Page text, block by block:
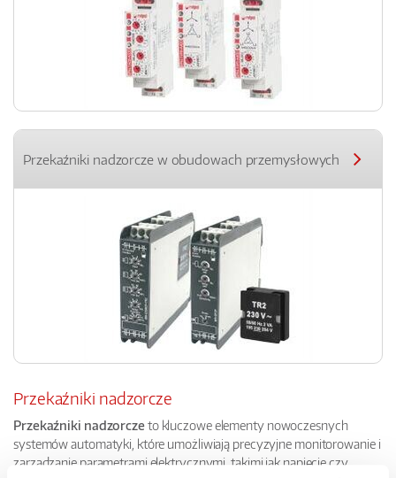
Przekaźniki nadzorcze w obudowach przemysłowych
Przekaźniki nadzorcze
Przekaźniki nadzorczeto kluczowe elementy nowoczesnych
systemów automatyki, które umożliwiają precyzyjne monitorowanie i
zarządzanie parametrami elektrycznymi, takimi jak napięcie czy